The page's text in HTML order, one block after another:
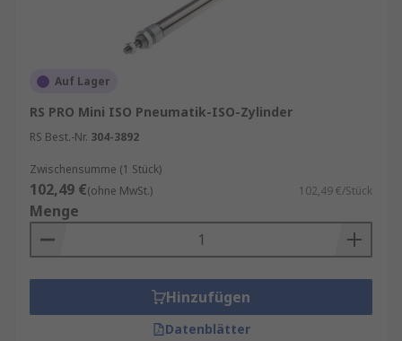
Auf Lager
RS PRO Mini ISO Pneumatik-ISO-Zylinder
RS Best.-Nr. 304-3892
Zwischensumme (1 Stück)
102,49 €(ohne MwSt.) 102,49 €/Stück
Menge
Hinzufügen
Datenblätter